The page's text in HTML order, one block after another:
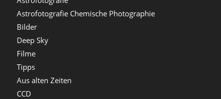
Astrofotografie Chemische Photographie
Bilder
Deep Sky
Filme
Tipps
Aus alten Zeiten
CCD